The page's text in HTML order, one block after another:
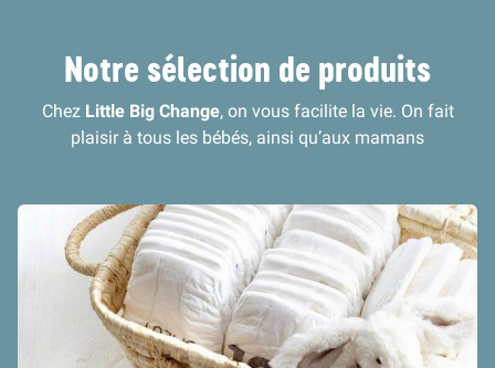
Notre sélection de produits
Chez Little Big Change, on vous facilite la vie. On fait
plaisir à tous les bébés, ainsi qu’aux mamans